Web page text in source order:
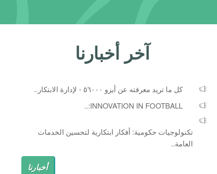
آخر أخبارنا
كل ما تريد معرفته عن أيزو ٥٦٠٠٠ - لإدارة الابتكار..
INNOVATION IN FOOTBALL:..
تكنولوجيات حكومية: أفكار ابتكارية لتحسين الخدمات
العامة..
أخبارنا